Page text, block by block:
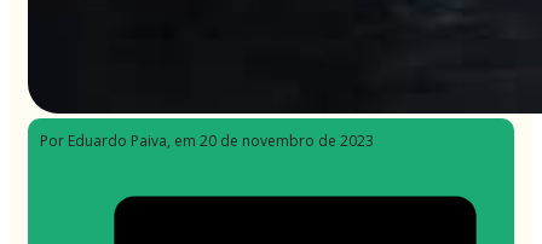
Por Eduardo Paiva, em 20 de novembro de 2023